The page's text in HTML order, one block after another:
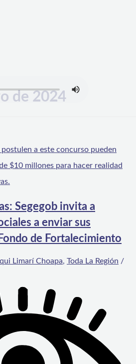
de 2024
Segegob invita a
a enviar sus
de Fortalecimiento
Limarí Choapa, Toda La Región /